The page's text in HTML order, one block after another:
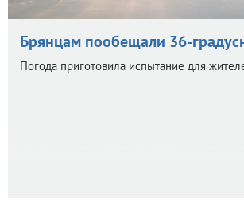
Брянцам пообещали 36-
Погода приготовила испытание для